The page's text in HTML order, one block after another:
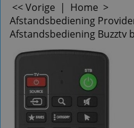
<< Vorige | Home >
Afstandsbediening
Afstandsbediening Buzztv